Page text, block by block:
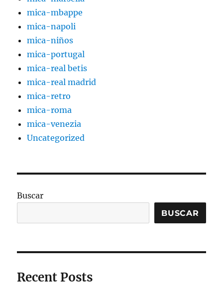
mica-mbappe
mica-napoli
mica-niños
mica-portugal
mica-real betis
mica-real madrid
mica-retro
mica-roma
mica-venezia
Uncategorized
Buscar
BUSCAR
Recent Posts